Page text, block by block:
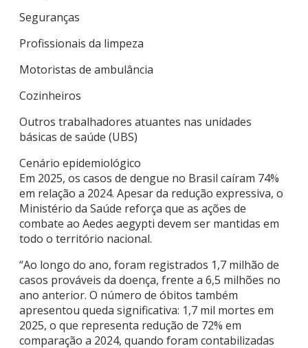
Seguranças
Profissionais da limpeza
Motoristas de ambulância
Cozinheiros
Outros trabalhadores atuantes nas unidades
básicas de saúde (UBS)
Cenário epidemiológico
Em 2025, os casos de dengue no Brasil caíram 74%
em relação a 2024. Apesar da redução expressiva, o
Ministério da Saúde reforça que as ações de
combate ao Aedes aegypti devem ser mantidas em
todo o território nacional.
“Ao longo do ano, foram registrados 1,7 milhão de
casos prováveis da doença, frente a 6,5 milhões no
ano anterior. O número de óbitos também
apresentou queda significativa: 1,7 mil mortes em
2025, o que representa redução de 72% em
comparação a 2024, quando foram contabilizadas